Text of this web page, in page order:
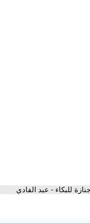
للبكاء - عبد الفادي